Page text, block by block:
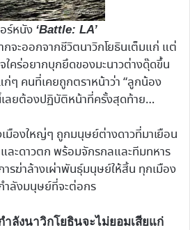
ร์หนัง ‘Battle: LA’
จะออกจากชีวิตนาวิกโยธินเต็มแก่ แต่
ใคร่อยากบุกยึดของมะนาวต่างดุ๊ดขึ้น
ก่ๆ คนที่เคยถูกตราหน้าว่า “ลูกน้อง
เลยต้องปฏิบัติหน้าที่ครั้งสุดท้าย…
องใหญ่ๆ ถูกมนุษย์ต่างดาวที่มาเยือน
ะดาวตก พร้อมจักรกลและทีมทหาร
รฆ่าล้างเผ่าพันธุ์มนุษย์ให้สิ้น ทุกเมือง
ลังมนุษย์ที่จะต่อกร
ลังนาวิกโยธินจะไม่ยอมเสียแก่